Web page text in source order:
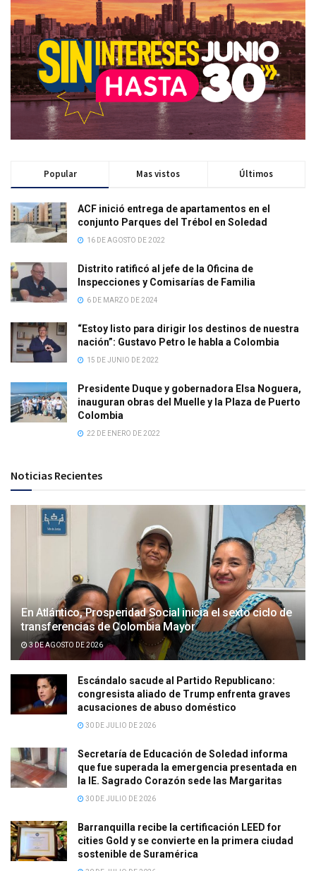
Popular Mas vistos Últimos
ACF inició entrega de apartamentos en el
conjunto Parques del Trébol en Soledad
16 DE AGOSTO DE 2022
Distrito ratificó al jefe de la Oficina de
Inspecciones y Comisarías de Familia
6 DE MARZO DE 2024
“Estoy listo para dirigir los destinos de nuestra
nación”: Gustavo Petro le habla a Colombia
15 DE JUNIO DE 2022
Presidente Duque y gobernadora Elsa Noguera,
inauguran obras del Muelle y la Plaza de Puerto
Colombia
22 DE ENERO DE 2022
Noticias Recientes
En Atlántico, Prosperidad Social inicia el sexto ciclo de
transferencias de Colombia Mayor
3 DE AGOSTO DE 2026
Escándalo sacude al Partido Republicano:
congresista aliado de Trump enfrenta graves
acusaciones de abuso doméstico
30 DE JULIO DE 2026
Secretaría de Educación de Soledad informa
que fue superada la emergencia presentada en
la IE. Sagrado Corazón sede las Margaritas
30 DE JULIO DE 2026
Barranquilla recibe la certificación LEED for
cities Gold y se convierte en la primera ciudad
sostenible de Suramérica